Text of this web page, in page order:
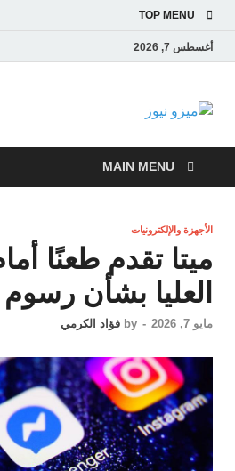
TOP MENU
أغسطس 7, 2026
ميزو نيوز
والاقتصادية
MAIN MENU
الأجهزة والإلكترونيات
ميتا تقدم طعنًا
العليا بشأن
مايو 7, 2026 -
by فؤاد الكرمي